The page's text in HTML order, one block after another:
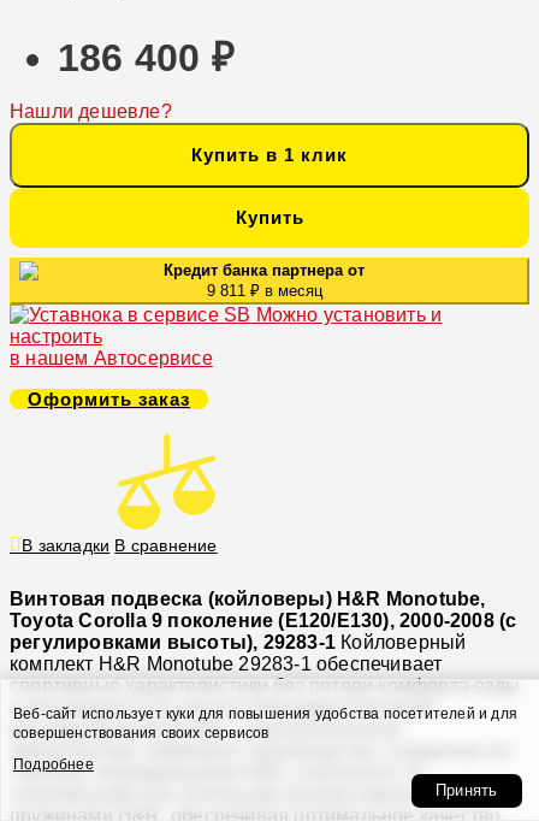
186 400 ₽
Нашли дешевле?
Купить в 1 клик
Купить
Кредит банка партнера от
9 811 ₽ в месяц
Можно установить и
настроить
в нашем Автосервисе
Оформить заказ
В закладки В сравнение
Винтовая подвеска (койловеры) H&R Monotube,
Toyota Corolla 9 поколение (E120/E130), 2000-2008 (с
регулировками высоты), 29283-1 Койловерный
комплект H&R Monotube 29283-1 обеспечивает
спортивные характеристики без потери комфорта езды
и регулируется по высоте благодаря внешней
регулировочной резьбе. Газонаполненные
строгим спецификациям H&R, сочетаются со
спортивными или гоночными прогрессивными
пружинами H&R, обеспечивая оптимальное качество
Веб-сайт использует куки для повышения удобства посетителей и для
совершенствования своих сервисов
Подробнее
Принять